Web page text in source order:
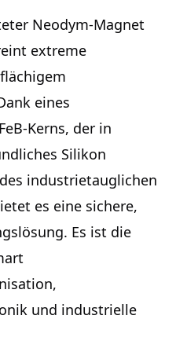
Neodym-Magnet
extreme
eines
Kerns, der in
Silikon
industrietauglichen
es eine sichere,
Es ist die
,
und industrielle